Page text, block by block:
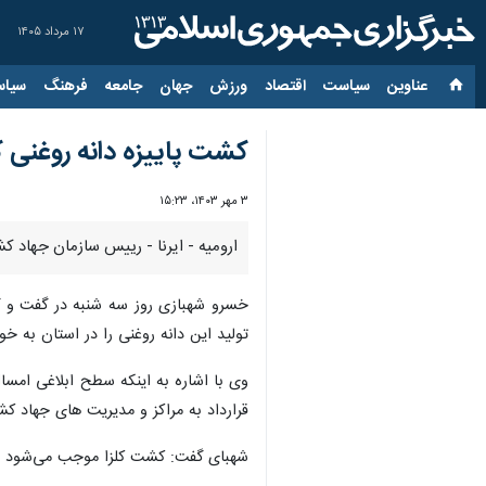
۱۷ مرداد ۱۴۰۵
عناوین‌ سیاست اقتصاد ورزش جهان جامعه فرهنگ
کشت پاییزه دانه روغنی
۳ مهر ۱۴۰۳، ۱۵:۲۳